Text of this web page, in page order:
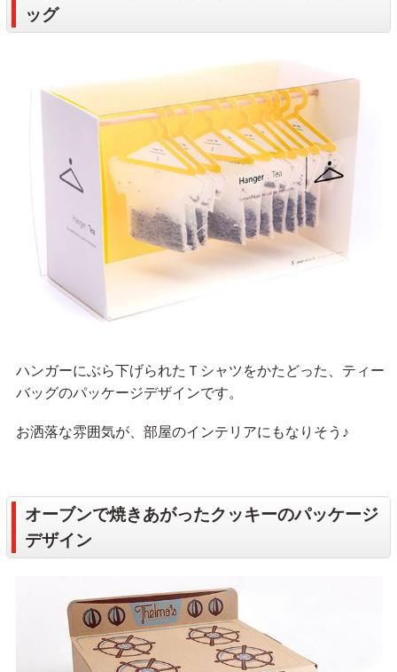
ッグ
ハンガーにぶら下げられたＴシャツをかたどった、ティー
バッグのパッケージデザインです。
お洒落な雰囲気が、部屋のインテリアにもなりそう♪
オーブンで焼きあがったクッキーのパッケージ
デザイン